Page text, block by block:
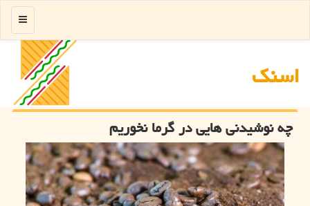
اسنك
منو
چه نوشیدنی هایی در گرما نخوریم